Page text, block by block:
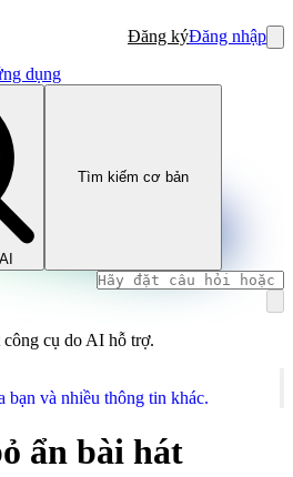
Đăng kýĐăng nhập
dụng
Tìm kiếm cơ bản
cụ do AI hỗ trợ.
bạn và nhiều thông tin khác.
ẩn bài hát